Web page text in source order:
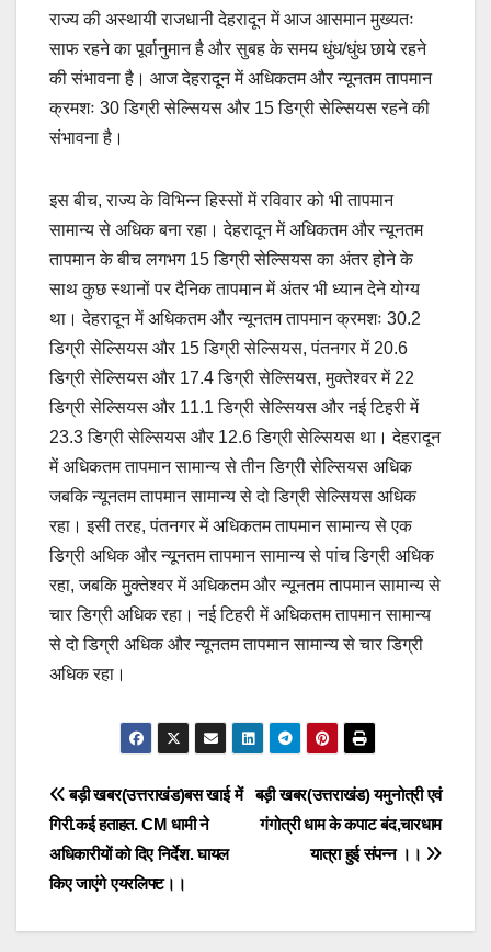
राज्य की अस्थायी राजधानी देहरादून में आज आसमान मुख्यतः
साफ रहने का पूर्वानुमान है और सुबह के समय धुंध/धुंध छाये रहने
की संभावना है। आज देहरादून में अधिकतम और न्यूनतम तापमान
क्रमशः 30 डिग्री सेल्सियस और 15 डिग्री सेल्सियस रहने की
संभावना है।
इस बीच, राज्य के विभिन्न हिस्सों में रविवार को भी तापमान
सामान्य से अधिक बना रहा। देहरादून में अधिकतम और न्यूनतम
तापमान के बीच लगभग 15 डिग्री सेल्सियस का अंतर होने के
साथ कुछ स्थानों पर दैनिक तापमान में अंतर भी ध्यान देने योग्य
था। देहरादून में अधिकतम और न्यूनतम तापमान क्रमशः 30.2
डिग्री सेल्सियस और 15 डिग्री सेल्सियस, पंतनगर में 20.6
डिग्री सेल्सियस और 17.4 डिग्री सेल्सियस, मुक्तेश्वर में 22
डिग्री सेल्सियस और 11.1 डिग्री सेल्सियस और नई टिहरी में
23.3 डिग्री सेल्सियस और 12.6 डिग्री सेल्सियस था। देहरादून
में अधिकतम तापमान सामान्य से तीन डिग्री सेल्सियस अधिक
जबकि न्यूनतम तापमान सामान्य से दो डिग्री सेल्सियस अधिक
रहा। इसी तरह, पंतनगर में अधिकतम तापमान सामान्य से एक
डिग्री अधिक और न्यूनतम तापमान सामान्य से पांच डिग्री अधिक
रहा, जबकि मुक्तेश्वर में अधिकतम और न्यूनतम तापमान सामान्य से
चार डिग्री अधिक रहा। नई टिहरी में अधिकतम तापमान सामान्य
से दो डिग्री अधिक और न्यूनतम तापमान सामान्य से चार डिग्री
अधिक रहा।
Post
navigation
बड़ी खबर(उत्तराखंड) यमुनोत्री एवं
गंगोत्री धाम के कपाट बंद,चारधाम
यात्रा हुई संपन्न ।।
बड़ी खबर(उत्तराखंड)बस खाई में
गिरी.कई हताहत. CM धामी ने
अधिकारीयों को दिए निर्देश. घायल
किए जाएंगे एयरलिफ्ट।।